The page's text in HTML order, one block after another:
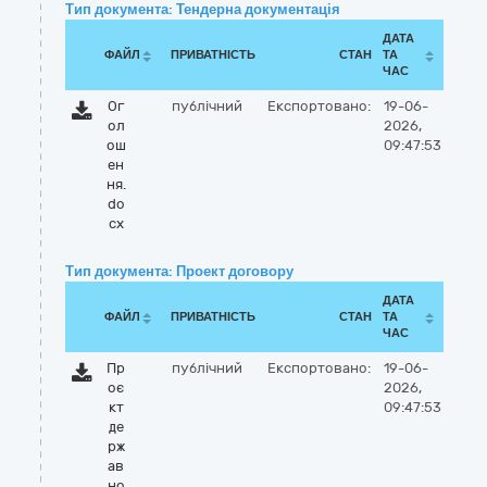
Тип документа: Тендерна документація
ФАЙЛ ПРИВАТНІСТЬ СТАН
ДАТА
ТА
ЧАС
Ог
ол
ош
ен
ня.
do
cx
публічний Експортовано:
19-06-
2026,
09:47:53
Тип документа: Проект договору
ФАЙЛ ПРИВАТНІСТЬ СТАН
ДАТА
ТА
ЧАС
Пр
оє
кт
де
рж
ав
публічний Експортовано:
19-06-
2026,
09:47:53